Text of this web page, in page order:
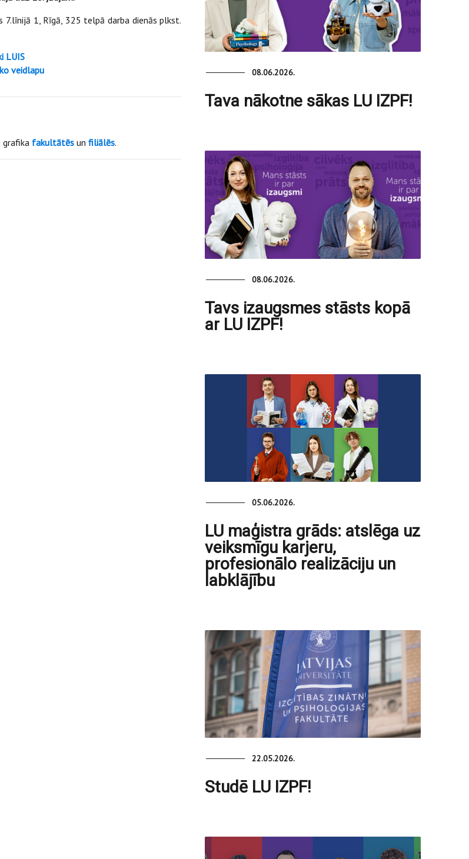
1, Rīgā, 325 telpā darba dienās plkst.
LUIS
veidlapu
fakultātēs un filiālēs.
08.06.2026.
Tava nākotne sākas LU IZPF!
08.06.2026.
Tavs izaugsmes stāsts kopā
ar LU IZPF!
05.06.2026.
LU maģistra grāds: atslēga uz
veiksmīgu karjeru,
profesionālo realizāciju un
labklājību
22.05.2026.
Studē LU IZPF!